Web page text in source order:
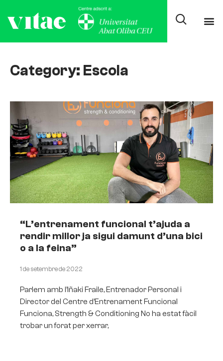
Category: Escola
“L’entrenament funcional t’ajuda a
rendir millor ja sigui damunt d’una bici
o a la feina”
1 de setembre de 2022
Parlem amb l’Iñaki Fraile, Entrenador Personal i
Director del Centre d’Entrenament Funcional
Funciona, Strength & Conditioning No ha estat fàcil
trobar un forat per xerrar,